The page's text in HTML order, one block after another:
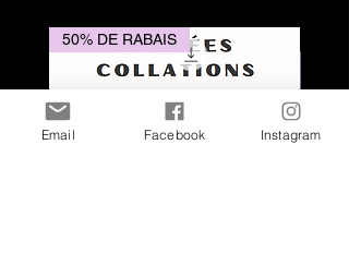
50% DE RABAIS
Email Facebook Instagram